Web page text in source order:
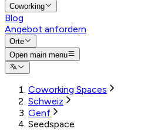
Coworking
Blog
Angebot anfordern
Orte
Open main menu
Coworking Spaces
Schweiz
Genf
Seedspace